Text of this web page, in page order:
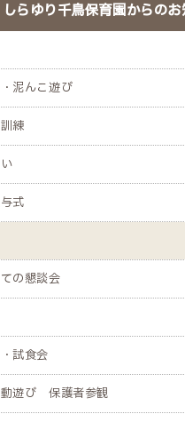
しらゆり千鳥保育園からの
泥んこ遊び
練
式
の懇談会
試食会
動遊び 保護者参観